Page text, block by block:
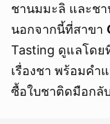
ชานมมะลิ และช
นอกจากนี้ที่สาขา
Tasting ดูแลโดย
เรื่องชา พร้อมคำ
ซื้อใบชาติดมือกลั